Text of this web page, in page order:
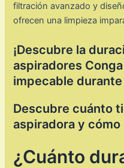
filtración avanzado y
ofrecen una limpieza
¡Descubre la
aspiradores
impecable durante
Descubre cuánto
aspiradora y
¿Cuánto